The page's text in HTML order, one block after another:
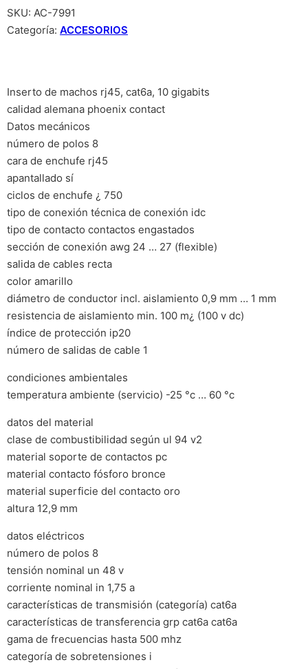
SKU: AC-7991
Categoría: ACCESORIOS
Inserto de machos rj45, cat6a, 10 gigabits
calidad alemana phoenix contact
Datos mecánicos
número de polos 8
cara de enchufe rj45
apantallado sí
ciclos de enchufe ¿ 750
tipo de conexión técnica de conexión idc
tipo de contacto contactos engastados
sección de conexión awg 24 … 27 (flexible)
salida de cables recta
color amarillo
diámetro de conductor incl. aislamiento 0,9 mm … 1 mm
resistencia de aislamiento min. 100 m¿ (100 v dc)
índice de protección ip20
número de salidas de cable 1
condiciones ambientales
temperatura ambiente (servicio) -25 °c … 60 °c
datos del material
clase de combustibilidad según ul 94 v2
material soporte de contactos pc
material contacto fósforo bronce
material superficie del contacto oro
altura 12,9 mm
datos eléctricos
número de polos 8
tensión nominal un 48 v
corriente nominal in 1,75 a
características de transmisión (categoría) cat6a
características de transferencia grp cat6a cat6a
gama de frecuencias hasta 500 mhz
categoría de sobretensiones i